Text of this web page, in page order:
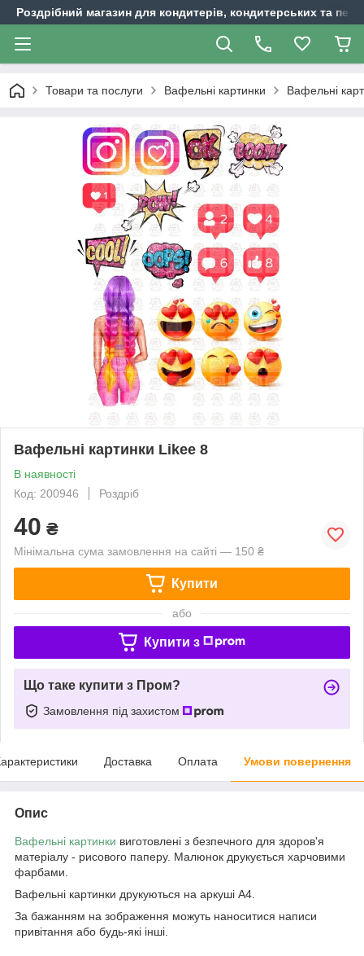
Роздрібний магазин для кондитерів, кондитерських та
Товари та послуги Вафельні картинки Вафельні
Вафельні картинки Likee 8
В наявності
Код: 200946
Роздріб
40 ₴
Мінімальна сума замовлення на сайті — 150 ₴
Купити
або
Купити з
Що таке купити з Пром?
Замовлення під захистом
Доставка Оплата Умови повернення
Опис
Вафельні картинки виготовлені з безпечного для здоров'я
матеріалу - рисового паперу. Малюнок друкується харчовими
фарбами.
Вафельні картинки друкуються на аркуші А4.
За бажанням на зображення можуть наноситися написи
привітання або будь-які інші.